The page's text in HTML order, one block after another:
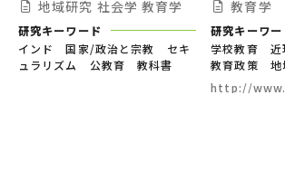
地域研究 社会学 教育学
研究キーワード
インド 国家/政治と宗教 セキ
ュラリズム 公教育 教科書
教育学
研究キーワー
学校教育
教育政策 地
http://